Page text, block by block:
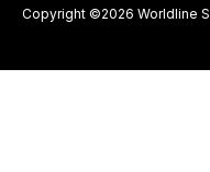
Copyright ©2026 Worldline